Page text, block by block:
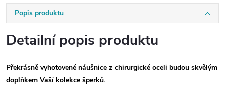
Popis produktu
Detailní popis produktu
Překrásně vyhotovené náušnice z chirurgické oceli budou skvělým
doplňkem Vaší kolekce šperků.